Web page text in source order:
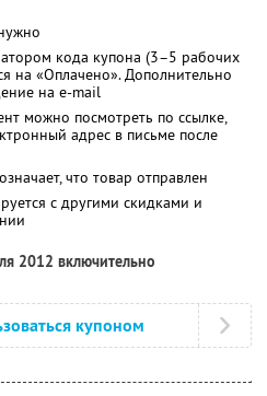
кода купона (3–5 рабочих
на «Оплачено». Дополнительно
на e-mail
можно посмотреть по ссылке,
адрес в письме после
что товар отправлен
с другими скидками и
2012 включительно
купоном